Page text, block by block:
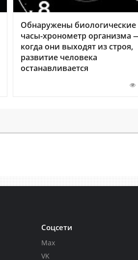
Обнаружены биологические
часы-хронометр организма
когда они выходят из строя,
развитие человека
останавливается
Соцсети
Max
VK